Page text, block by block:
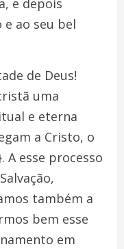
e depois
ao seu bel
de Deus!
uma
e eterna
a Cristo, o
A esse processo
também a
bem esse
em